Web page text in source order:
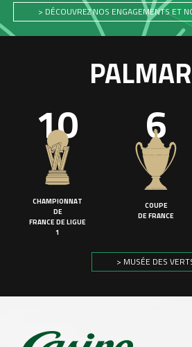
> DÉCOUVREZ NOS ENGAGEMENTS ET
10
CHAMPIONNAT
DE
FRANCE DE LIGUE
1
6
COUPE
DE FRANCE
> MUSÉE DES